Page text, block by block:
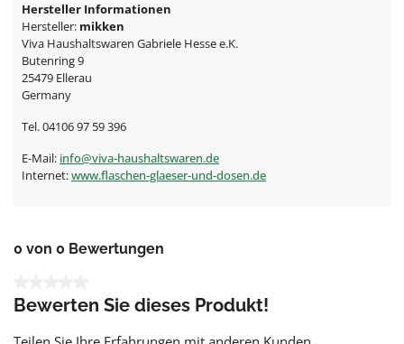
Hersteller Informationen
Hersteller: mikken
Viva Haushaltswaren Gabriele Hesse e.K.
Butenring 9
25479 Ellerau
Germany
Tel. 04106 97 59 396
E-Mail: info@viva-haushaltswaren.de
Internet:www.flaschen-glaeser-und-dosen.de
0 von 0 Bewertungen
Bewerten Sie dieses Produkt!